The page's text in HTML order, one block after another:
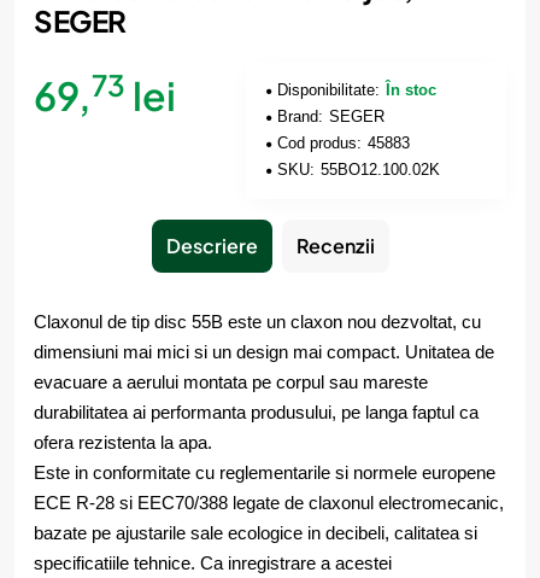
SEGER
69,73 lei Disponibilitate:
În stoc
Brand: SEGER
Cod produs: 45883
SKU: 55BO12.100.02K
Descriere Recenzii
Claxonul de tip disc 55B este un claxon nou dezvoltat, cu
dimensiuni mai mici si un design mai compact. Unitatea de
evacuare a aerului montata pe corpul sau mareste
durabilitatea ai performanta produsului, pe langa faptul ca
ofera rezistenta la apa.
Este in conformitate cu reglementarile si normele europene
ECE R-28 si EEC70/388 legate de claxonul electromecanic,
bazate pe ajustarile sale ecologice in decibeli, calitatea si
specificatiile tehnice. Ca inregistrare a acestei